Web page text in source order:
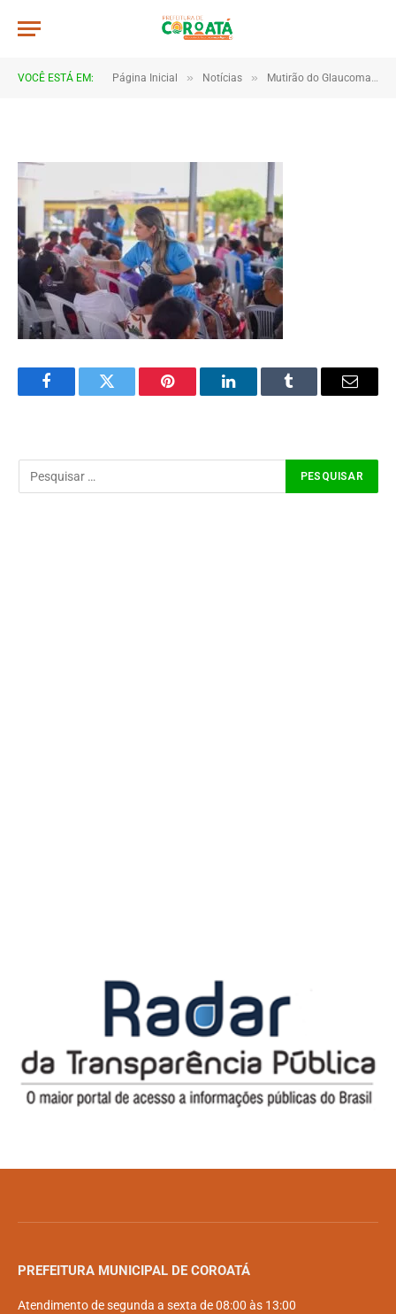
VOCÊ ESTÁ EM: Página Inicial » Notícias » Mutirão do Glaucoma reforça prevenção e cuidado com a saúde visual em Coroatá
JWR_9439
FacebookTwitter Pinterest LinkedInTumblr Email
PREFEITURA MUNICIPAL DE COROATÁ
Atendimento de segunda a sexta de 08:00 às 13:00